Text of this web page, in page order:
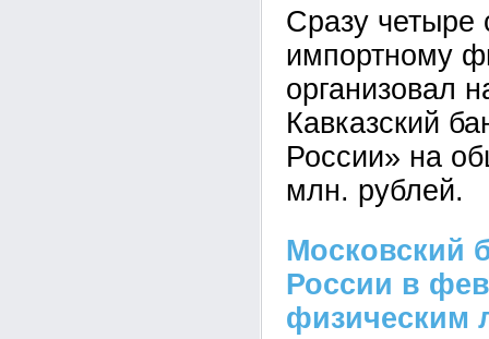
Сразу четыре
импортному
организовал
Кавказский
России» на
млн. рублей.
Московский
России в
физическим